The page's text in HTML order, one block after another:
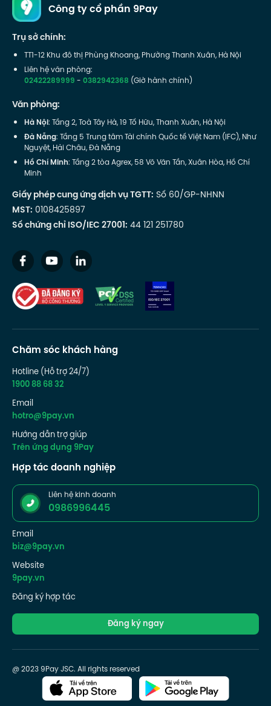
Công ty cổ phần 9Pay
Trụ sở chính:
TT1-12 Khu đô thị Phùng Khoang, Phường Thanh Xuân, Hà Nội
Liên hệ văn phòng:
02422289999-0382942368 (Giờ hành chính)
Văn phòng:
Hà Nội: Tầng 2, Toà Tây Hà, 19 Tố Hữu, Thanh Xuân, Hà Nội
Đà Nẵng: Tầng 5 Trung tâm Tài chính Quốc tế Việt Nam (IFC), Như
Nguyệt, Hải Châu, Đà Nẵng
Hồ Chí Minh: Tầng 2 tòa Agrex, 58 Võ Văn Tần, Xuân Hòa, Hồ Chí
Minh
Giấy phép cung ứng dịch vụ TGTT: Số 60/GP-NHNN
MST: 0108425897
Số chứng chỉ ISO/IEC 27001: 44 121 251780
Chăm sóc khách hàng
Hotline (Hỗ trợ 24/7)
1900 88 68 32
Email
hotro@9pay.vn
Hướng dẫn trợ giúp
Trên ứng dụng 9Pay
Hợp tác doanh nghiệp
Liên hệ kinh doanh
0986996445
Email
biz@9pay.vn
Website
9pay.vn
Đăng ký hợp tác
Đăng ký ngay
@ 2023 9Pay JSC. All rights reserved